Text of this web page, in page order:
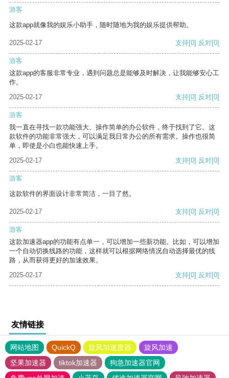
游客
这款app就像我的娱乐小助手，随时随地为我的娱乐提供帮助。
2025-02-17 支持[0] 反对[0]
游客
这款app的客服非常专业，遇到问题总是能够及时解决，让我能够安心工
作。
2025-02-17
支持[0] 反对[0]
游客
我一直在寻找一款功能强大、操作简单的办公软件，终于找到了它。这
款软件的功能非常强大，可以满足我日常办公的所有需求。操作也很简
单，即使是小白也能快速上手。
2025-02-17
支持[0] 反对[0]
游客
这款软件的界面设计非常简洁，一目了然。
2025-02-17 支持[0] 反对[0]
游客
这款加速器app的功能有点单一，可以增加一些新功能。比如，可以增加
一个自动切换线路的功能，这样就可以根据网络情况自动选择最优的线
路，从而获得更好的加速效果。
2025-02-17
支持[0] 反对[0]
友情链接
网站地图 QuickQ 旋风加速度器
旋风加速
坚果加速器
tiktok加速器
狗急加速器官网